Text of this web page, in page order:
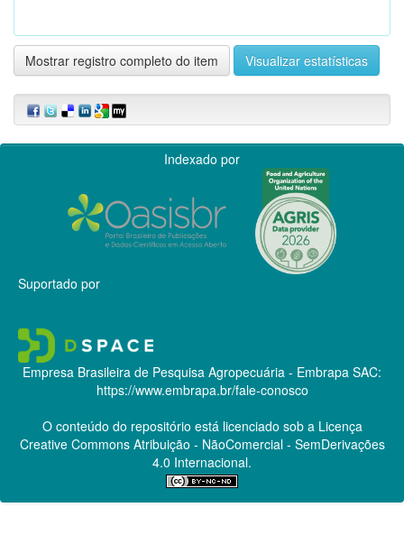
Mostrar registro completo do item Visualizar estatísticas
Indexado por
Suportado por
Empresa Brasileira de Pesquisa Agropecuária - Embrapa SAC:
https://www.embrapa.br/fale-conosco
O conteúdo do repositório está licenciado sob a Licença
Creative CommonsAtribuição - NãoComercial - SemDerivações
4.0 Internacional.